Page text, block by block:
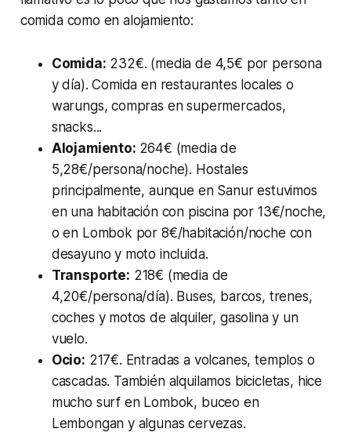
comida como en alojamiento:
Comida: 232€. (media de 4,5€ por persona
y día). Comida en restaurantes locales o
warungs, compras en supermercados,
snacks...
Alojamiento: 264€ (media de
5,28€/persona/noche). Hostales
principalmente, aunque en Sanur estuvimos
en una habitación con piscina por 13€/noche,
o en Lombok por 8€/habitación/noche con
desayuno y moto incluida.
Transporte: 218€ (media de
4,20€/persona/día). Buses, barcos, trenes,
coches y motos de alquiler, gasolina y un
vuelo.
Ocio: 217€. Entradas a volcanes, templos o
cascadas. También alquilamos bicicletas, hice
mucho surf en Lombok, buceo en
Lembongan y algunas cervezas.